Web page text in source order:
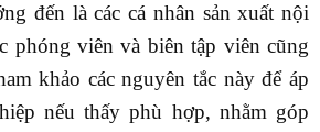
đến là các cá nhân sản xuất nội
phóng viên và biên tập viên cũng
khảo các nguyên tắc này để áp
nếu thấy phù hợp, nhằm góp